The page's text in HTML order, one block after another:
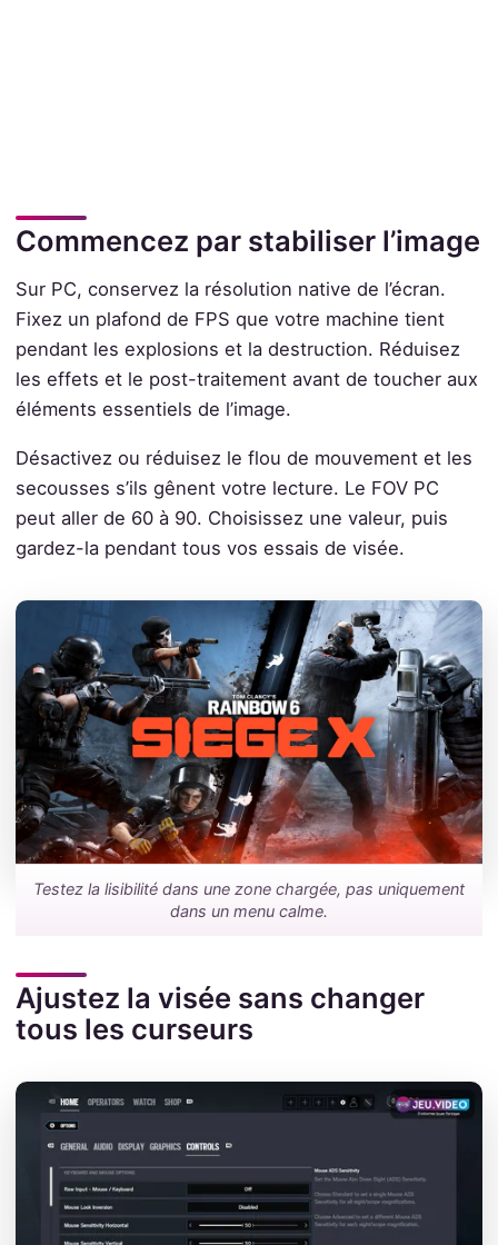
Commencez par stabiliser l’image
Sur PC, conservez la résolution native de l’écran.
Fixez un plafond de FPS que votre machine tient
pendant les explosions et la destruction. Réduisez
les effets et le post-traitement avant de toucher aux
éléments essentiels de l’image.
Désactivez ou réduisez le flou de mouvement et les
secousses s’ils gênent votre lecture. Le FOV PC
peut aller de 60 à 90. Choisissez une valeur, puis
gardez-la pendant tous vos essais de visée.
Testez la lisibilité dans une zone chargée, pas uniquement
dans un menu calme.
Ajustez la visée sans changer
tous les curseurs